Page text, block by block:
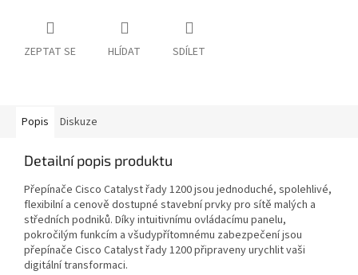
ZEPTAT SE HLÍDAT SDÍLET
Popis Diskuze
Detailní popis produktu
Přepínače Cisco Catalyst řady 1200 jsou jednoduché, spolehlivé,
flexibilní a cenově dostupné stavební prvky pro sítě malých a
středních podniků. Díky intuitivnímu ovládacímu panelu,
pokročilým funkcím a všudypřítomnému zabezpečení jsou
přepínače Cisco Catalyst řady 1200 připraveny urychlit vaši
digitální transformaci.